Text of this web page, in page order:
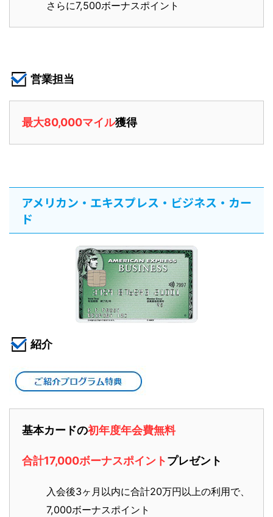
さらに7,500ボーナスポイント
営業担当
最大80,000マイル獲得
アメリカン・エキスプレス・ビジネス・カー
ド
紹介
基本カードの初年度年会費無料
合計17,000ボーナスポイントプレゼント
入会後3ヶ月以内に合計20万円以上の利用で、
7,000ボーナスポイント